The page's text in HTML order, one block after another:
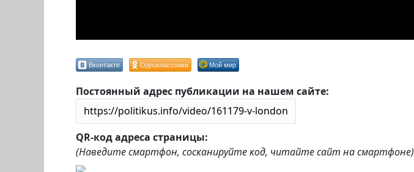
Вконтакте Одноклассники Мой мир
Постоянный адрес публикации на нашем сайте:
QR-код адреса страницы:
(Наведите смартфон, сосканируйте код, читайте сайт на смартфоне)